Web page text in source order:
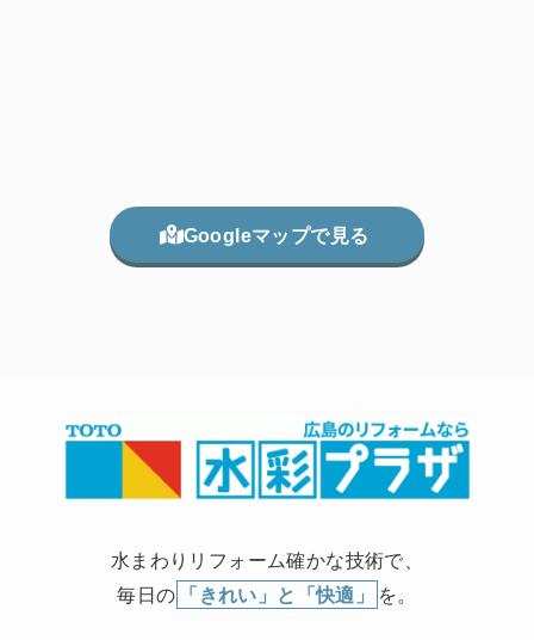
Googleマップで見る
水まわりリフォーム確かな技術で、
毎日の
「きれい」と「快適」 を。